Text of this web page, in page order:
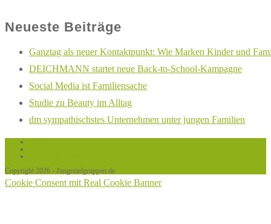
Neueste Beiträge
Ganztag als neuer Kontaktpunkt: Wie Marken Kinder und
DEICHMANN startet neue Back-to-School-Kampagne
Social Media ist Familiensache
Studie zu Beauty im Alltag
dm sympathischstes Unternehmen unter jungen Familien
Copyright 2026 - Jungezielgruppen.de
Cookie Consent mit Real Cookie Banner